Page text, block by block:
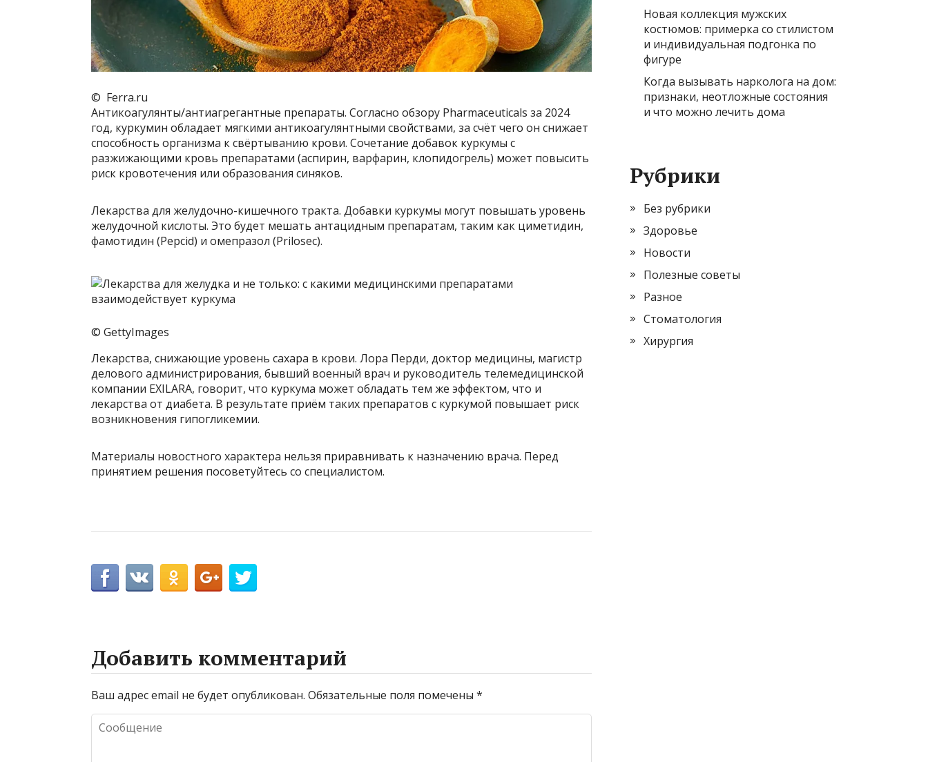
© Ferra.ru
Антикоагулянты/антиагрегантные препараты. Согласно обзору Pharmaceuticals за 2024
год, куркумин обладает мягкими антикоагулянтными свойствами, за счёт чего он снижает
способность организма к свёртыванию крови. Сочетание добавок куркумы с
разжижающими кровь препаратами (аспирин, варфарин, клопидогрель) может повысить
риск кровотечения или образования синяков.
Лекарства для желудочно-кишечного тракта. Добавки куркумы могут повышать уровень
желудочной кислоты. Это будет мешать антацидным препаратам, таким как циметидин,
фамотидин (Pepcid) и омепразол (Prilosec).
© GettyImages
Лекарства, снижающие уровень сахара в крови. Лора Перди, доктор медицины, магистр
делового администрирования, бывший военный врач и руководитель телемедицинской
компании EXILARA, говорит, что куркума может обладать тем же эффектом, что и
лекарства от диабета. В результате приём таких препаратов с куркумой повышает риск
возникновения гипогликемии.
Материалы новостного характера нельзя приравнивать к назначению врача. Перед
принятием решения посоветуйтесь со специалистом.
Добавить комментарий
Ваш адрес email не будет опубликован. Обязательные поля помечены *
Новая коллекция мужских
костюмов: примерка со стилистом
и индивидуальная подгонка по
фигуре
Когда вызывать нарколога на дом:
признаки, неотложные состояния
и что можно лечить дома
Рубрики
Без рубрики
Здоровье
Новости
Полезные советы
Разное
Стоматология
Хирургия